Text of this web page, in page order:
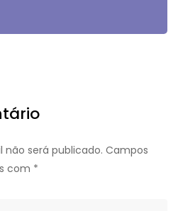
será publicado. Campos
com *